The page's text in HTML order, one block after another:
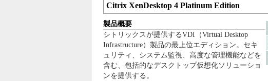
Citrix XenDesktop 4 Platinum Edition
製品概要
シトリックスが提供するVDI（Virtual Desktop
Infrastructure）製品の最上位エディション。セキ
ュリティ、システム監視、高度な管理機能などを
含む、包括的なデスクトップ仮想化ソリューショ
ンを提供する。